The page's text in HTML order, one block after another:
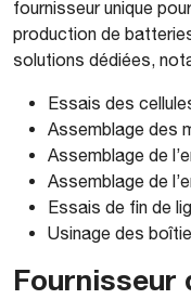
fournisseur unique
production de
solutions dédiées,
Essais des
Assemblage des
Assemblage de
Assemblage de
Essais de fin de
Usinage des
Fournisseur